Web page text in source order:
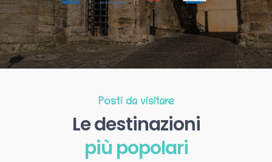
Posti da visitare
Le destinazioni
più popolari